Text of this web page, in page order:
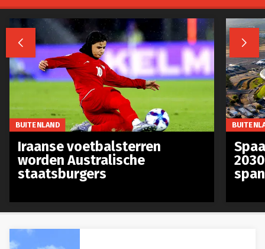
 
BUITENLAND
Iraanse voetbalsterren
worden Australische
staatsburgers